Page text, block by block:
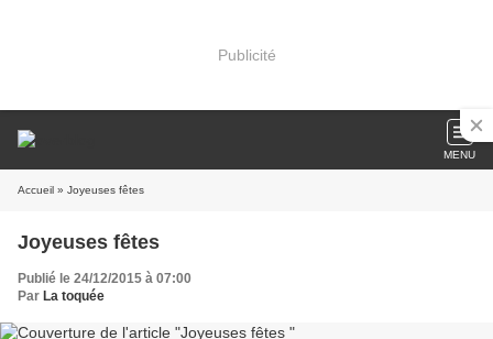
Publicité
MENU
Accueil » Joyeuses fêtes
Joyeuses fêtes
Publié le 24/12/2015 à 07:00
Par La toquée